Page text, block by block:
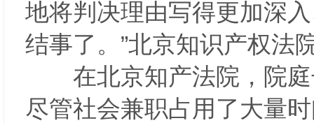
地将判决理由写得更加深
结事了。”北京知识产权法
在北京知产法院，院庭
尽管社会兼职占用了大量